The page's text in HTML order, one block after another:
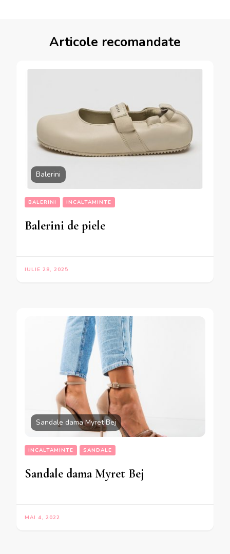
Articole recomandate
Balerini
BALERINI INCALTAMINTE
Balerini de piele
IULIE 28, 2025
Sandale dama Myret Bej
INCALTAMINTE SANDALE
Sandale dama Myret Bej
MAI 4, 2022